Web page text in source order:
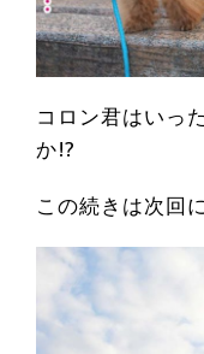
コロン君はいっ
か!?
この続きは次回